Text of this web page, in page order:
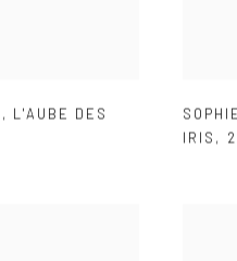
, L'AUBE DES
IRIS ,